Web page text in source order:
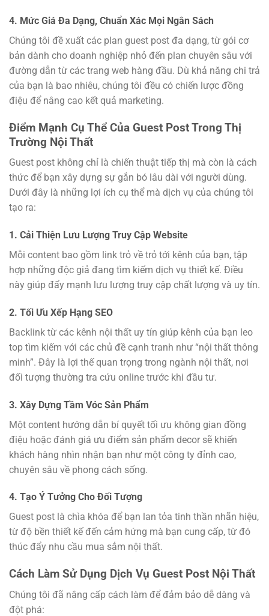
4. Mức Giá Đa Dạng, Chuẩn Xác Mọi Ngân Sách
Chúng tôi đề xuất các plan guest post đa dạng, từ gói cơ
bản dành cho doanh nghiệp nhỏ đến plan chuyên sâu với
đường dẫn từ các trang web hàng đầu. Dù khả năng chi trả
của bạn là bao nhiêu, chúng tôi đều có chiến lược đồng
điệu để nâng cao kết quả marketing.
Điểm Mạnh Cụ Thể Của Guest Post Trong Thị
Trường Nội Thất
Guest post không chỉ là chiến thuật tiếp thị mà còn là cách
thức để bạn xây dựng sự gắn bó lâu dài với người dùng.
Dưới đây là những lợi ích cụ thể mà dịch vụ của chúng tôi
tạo ra:
1. Cải Thiện Lưu Lượng Truy Cập Website
Mỗi content bao gồm link trỏ về trỏ tới kênh của bạn, tập
hợp những độc giả đang tìm kiếm dịch vụ thiết kế. Điều
này giúp đẩy mạnh lưu lượng truy cập chất lượng và uy tín.
2. Tối Ưu Xếp Hạng SEO
Backlink từ các kênh nội thất uy tín giúp kênh của bạn leo
top tìm kiếm với các chủ đề cạnh tranh như “nội thất thông
minh”. Đây là lợi thế quan trọng trong ngành nội thất, nơi
đối tượng thường tra cứu online trước khi đầu tư.
3. Xây Dựng Tầm Vóc Sản Phẩm
Một content hướng dẫn bí quyết tối ưu không gian đồng
điệu hoặc đánh giá ưu điểm sản phẩm decor sẽ khiến
khách hàng nhìn nhận bạn như một công ty đỉnh cao,
chuyên sâu về phong cách sống.
4. Tạo Ý Tưởng Cho Đối Tượng
Guest post là chìa khóa để bạn lan tỏa tinh thần nhãn hiệu,
từ độ bền thiết kế đến cảm hứng mà bạn cung cấp, từ đó
thúc đẩy nhu cầu mua sắm nội thất.
Cách Làm Sử Dụng Dịch Vụ Guest Post Nội Thất
Chúng tôi đã nâng cấp cách làm để đảm bảo dễ dàng và
đột phá: